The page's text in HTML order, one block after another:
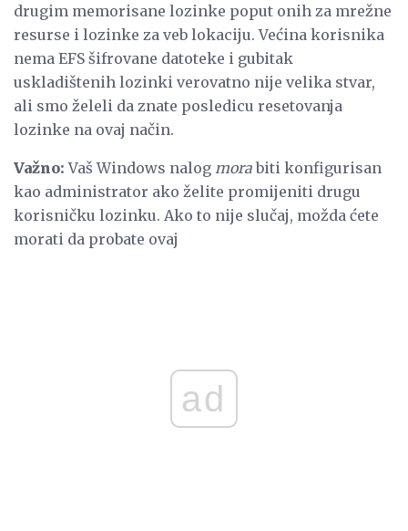
drugim memorisane lozinke poput onih za mrežne
resurse i lozinke za veb lokaciju. Većina korisnika
nema EFS šifrovane datoteke i gubitak
uskladištenih lozinki verovatno nije velika stvar,
ali smo želeli da znate posledicu resetovanja
lozinke na ovaj način.
Važno: Vaš Windows nalog morabiti konfigurisan
kao administrator ako želite promijeniti drugu
korisničku lozinku. Ako to nije slučaj, možda ćete
morati da probate ovaj
ad